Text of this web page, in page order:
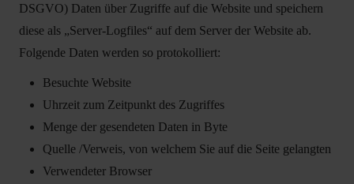
DSGVO) Daten über Zugriffe auf die Website und speichern
diese als „Server-Logfiles“ auf dem Server der Website ab.
Folgende Daten werden so protokolliert:
Besuchte Website
Uhrzeit zum Zeitpunkt des Zugriffes
Menge der gesendeten Daten in Byte
Quelle/Verweis, von welchem Sie auf die Seite gelangten
Verwendeter Browser